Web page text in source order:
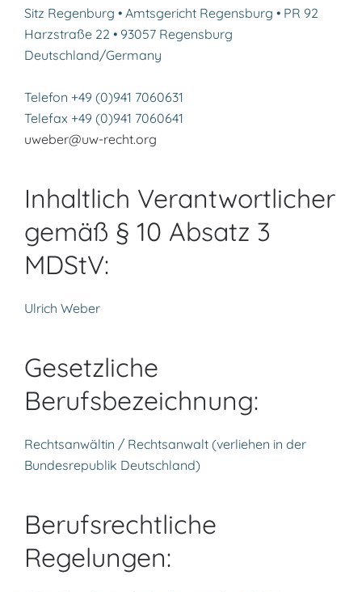
Sitz Regenburg • Amtsgericht Regensburg • PR 92
Harzstraße 22 • 93057 Regensburg
Deutschland/Germany
Telefon +49 (0)941 7060631
Telefax +49 (0)941 7060641
uweber@uw-recht.org
Inhaltlich Verantwortlicher
gemäß § 10 Absatz 3
MDStV:
Ulrich Weber
Gesetzliche
Berufsbezeichnung:
Rechtsanwältin / Rechtsanwalt (verliehen in der
Bundesrepublik Deutschland)
Berufsrechtliche
Regelungen: